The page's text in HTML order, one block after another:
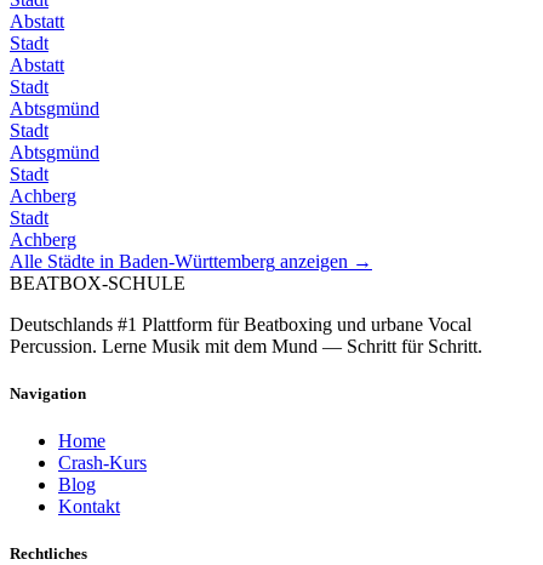
Abstatt
Stadt
Abstatt
Stadt
Abtsgmünd
Stadt
Abtsgmünd
Stadt
Achberg
Stadt
Achberg
Alle Städte in Baden-Württemberg anzeigen →
BEATBOX-SCHULE
Deutschlands #1 Plattform für Beatboxing und urbane Vocal
Percussion. Lerne Musik mit dem Mund — Schritt für Schritt.
Navigation
Home
Crash-Kurs
Blog
Kontakt
Rechtliches